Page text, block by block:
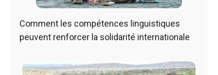
Comment les compétences linguistiques
peuvent renforcer la solidarité internationale